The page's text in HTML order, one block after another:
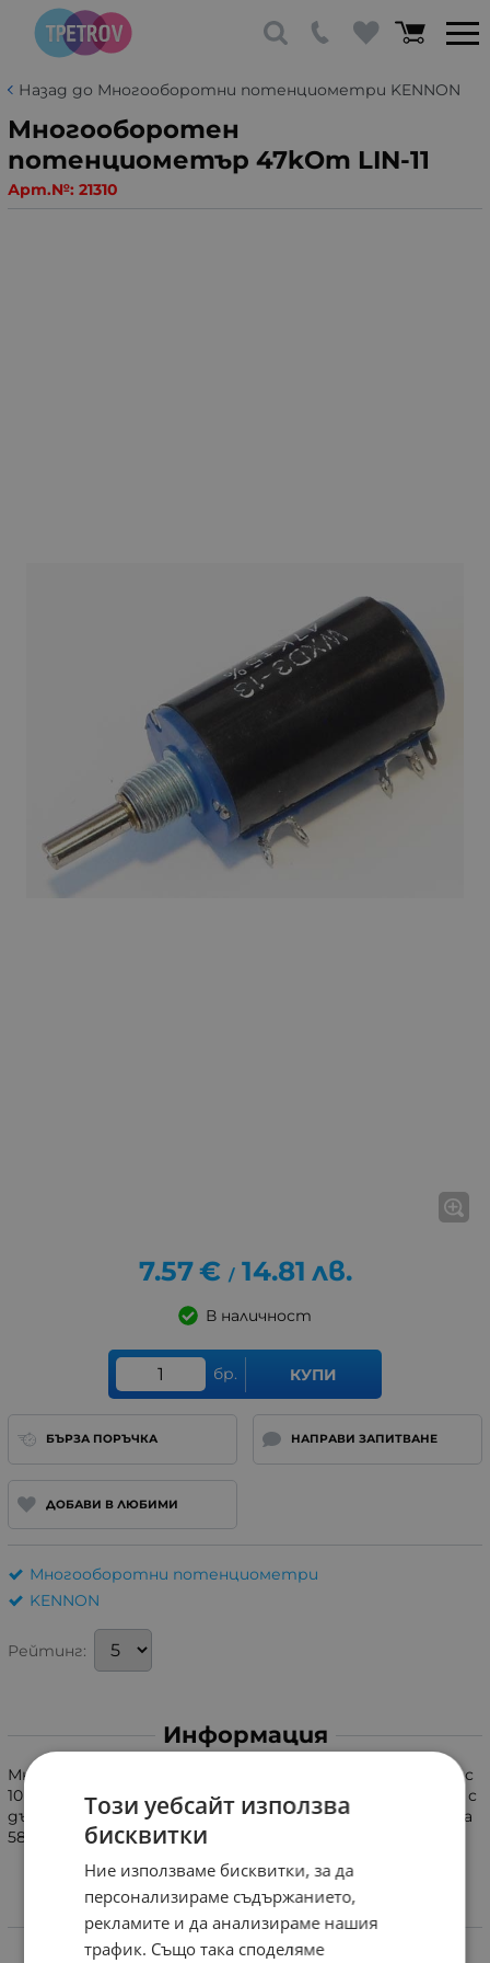
Назад до Многооборотни потенциометри KENNON
Многооборотен
потенциометър 47kOm LIN-11
Арт.№: 21310
7.57€ / 14.81 лв.
В наличност
бр. КУПИ
БЪРЗА ПОРЪЧКА НАПРАВИ ЗАПИТВАНЕ
ДОБАВИ В ЛЮБИМИ
Многооборотни потенциометри
KENNON
Рейтинг:
Информация
Многооборотен потенциометър WXD3-13 47kOm 2W с
10 оборота. Диаметър 20mm, дължина 36mm, ос 4mm с
дължина 12mm. Монтажен размер 8mm. Обща дължина
58mm.
Характеристики
Този уебсайт използва
бисквитки
Ние използваме бисквитки, за да
персонализираме съдържанието,
рекламите и да анализираме нашия
трафик. Също така споделяме